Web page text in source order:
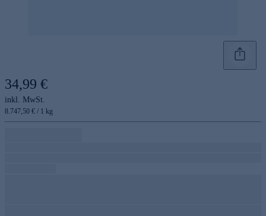
34,99 €
inkl. MwSt.
8.747,50 € / 1 kg